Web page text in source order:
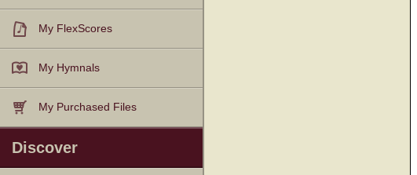
My FlexScores
My Hymnals
My Purchased Files
Discover